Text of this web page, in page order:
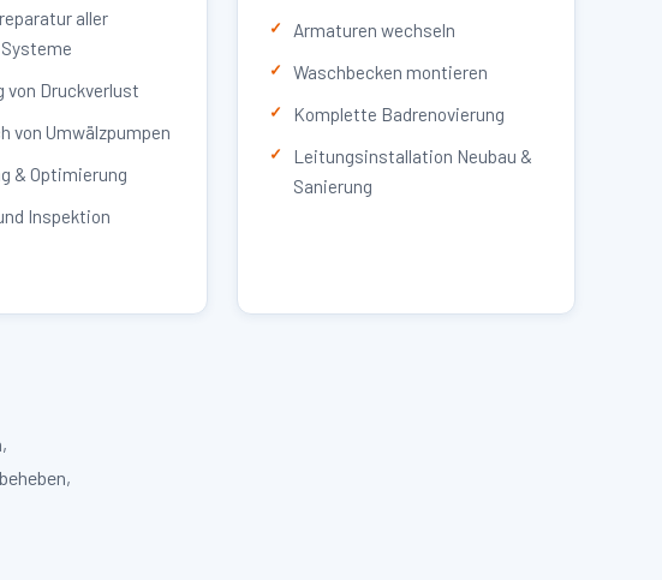
aller
von Druckverlust
von Umwälzpumpen
& Optimierung
Inspektion
Armaturen wechseln
Waschbecken montieren
Komplette Badrenovierung
Leitungsinstallation Neubau &
Sanierung